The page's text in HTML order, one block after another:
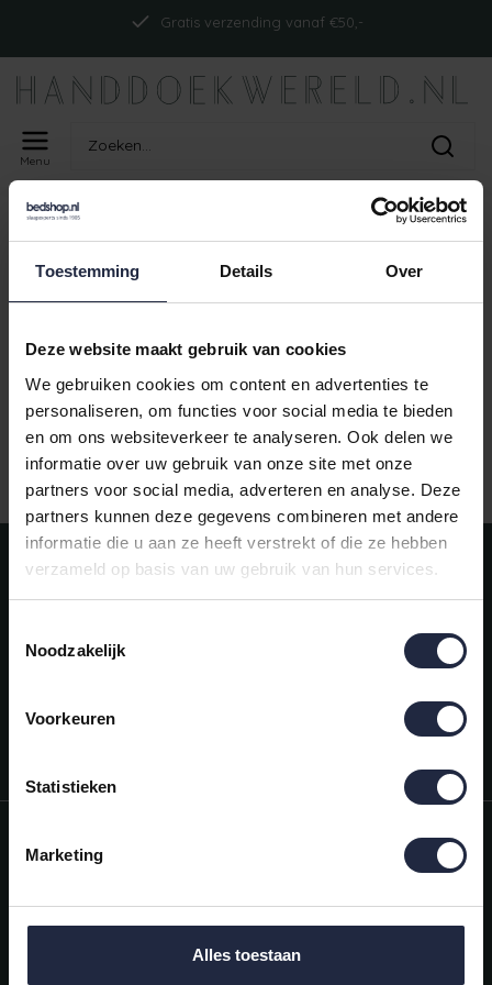
Toestemming Details Over
Deze website maakt gebruik van cookies
We gebruiken cookies om content en advertenties te
personaliseren, om functies voor social media te bieden
en om ons websiteverkeer te analyseren. Ook delen we
informatie over uw gebruik van onze site met onze
partners voor social media, adverteren en analyse. Deze
partners kunnen deze gegevens combineren met andere
informatie die u aan ze heeft verstrekt of die ze hebben
verzameld op basis van uw gebruik van hun services.
Noodzakelijk
Voorkeuren
Statistieken
Marketing
Alles toestaan
Gratis verzending vanaf €50,-
Menu
Home
PRODUCTEN GETAGD MET
ISM_ABYSSDOUBLE_GOLD
Geen producten gevonden!
Gratis verzending vanaf €50,-
Meld je aan voor onze nieuwsbrief!
AANMELDEN
Mijn account
Categorieën